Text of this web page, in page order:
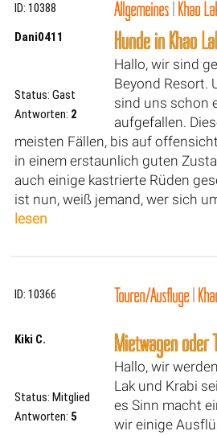
ID: 10388 Allgemeines|Khao
Dani0411
Status: Gast
Antworten: 2
Hunde in Khao
Hallo, wir sind
Beyond Resort.
sind uns schon
aufgefallen.
meisten Fällen, bis auf
in einem erstaunlich guten
auch einige kastrierte Rüden
ist nun, weiß jemand, wer sich
lesen
ID: 10366 Touren/Ausflüge|
Kiki C.
Status: Mitglied
Antworten: 5
Mietwagen oder
Hallo, wir
Lak und Krabi
es Sinn macht
wir einige